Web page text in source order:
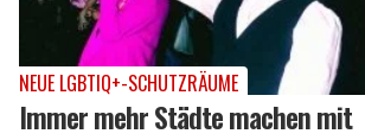
NEUE LGBTIQ+-SCHUTZRÄUME
Immer mehr Städte machen mit